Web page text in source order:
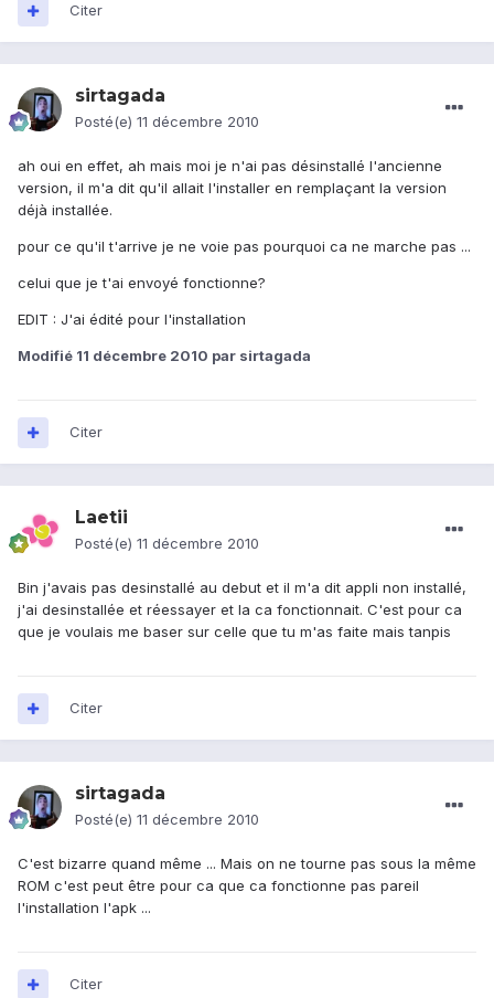
Citer
sirtagada
Posté(e) 11 décembre 2010
ah oui en effet, ah mais moi je n'ai pas désinstallé l'ancienne
version, il m'a dit qu'il allait l'installer en remplaçant la version
déjà installée.
pour ce qu'il t'arrive je ne voie pas pourquoi ca ne marche pas ...
celui que je t'ai envoyé fonctionne?
EDIT : J'ai édité pour l'installation
Modifié 11 décembre 2010 par sirtagada
Citer
Laetii
Posté(e) 11 décembre 2010
Bin j'avais pas desinstallé au debut et il m'a dit appli non installé,
j'ai desinstallée et réessayer et la ca fonctionnait. C'est pour ca
que je voulais me baser sur celle que tu m'as faite mais tanpis
Citer
sirtagada
Posté(e) 11 décembre 2010
C'est bizarre quand même ... Mais on ne tourne pas sous la même
ROM c'est peut être pour ca que ca fonctionne pas pareil
l'installation l'apk ...
Citer